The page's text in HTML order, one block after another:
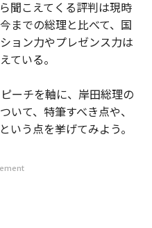
聞こえてくる評判は現時
までの総理と比べて、国
ョン力やプレゼンス力は
ている。
ーチを軸に、岸田総理の
いて、特筆すべき点や、
いう点を挙げてみよう。